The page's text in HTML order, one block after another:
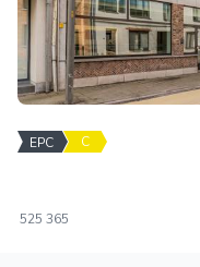
EPC C
525 365